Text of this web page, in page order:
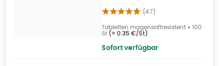
(47)
Tabletten magensaftresistent • 100
St (= 0.35 €/St)
Sofort verfügbar